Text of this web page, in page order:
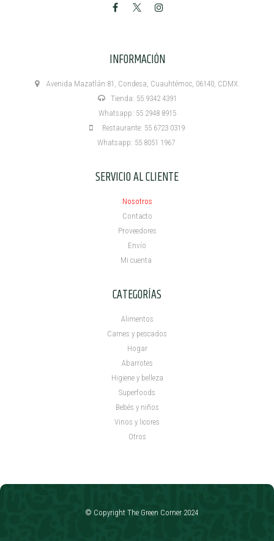
INFORMACIÓN
Avenida Mazatlán 81, Condesa, Cuauhtémoc, 06140, CDMX.
Tienda: 55 9342 4391
Whatsapp: 55 2948 8915
Restaurante: 55 6723 0319
Whatsapp: 55 8051 1967
SERVICIO AL CLIENTE
Nosotros
Contacto
Proveedores
Envío
Mi cuenta ​
CATEGORÍAS
Alimentos
Carnes y pescados
Hogar
Abarrotes
Higiene y belleza
Superfoods
Bebés y niños
Vinos y licores
Otros
© Copyright The Green Corner 2024